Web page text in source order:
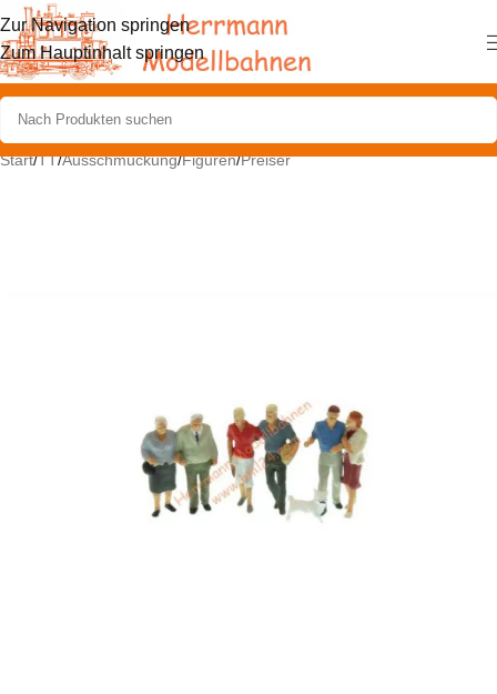
Zur Navigation springen
Zum Hauptinhalt springen
Start/TT/Ausschmückung/Figuren/Preiser